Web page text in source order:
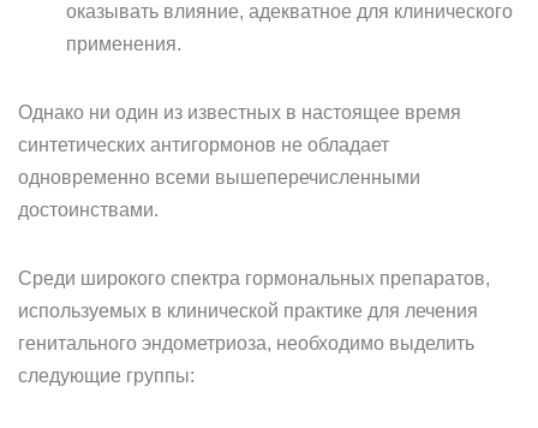
оказывать влияние, адекватное для клинического
применения.
Однако ни один из известных в настоящее время
синтетических антигормонов не обладает
одновременно всеми вышеперечисленными
достоинствами.
Среди широкого спектра гормональных препаратов,
используемых в клинической практике для лечения
генитального эндометриоза, необходимо выделить
следующие группы: